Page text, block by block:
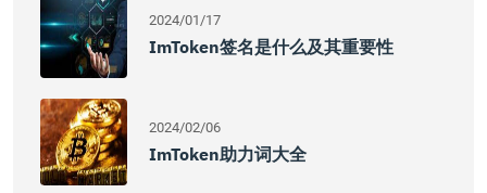
2024/01/17
ImToken签名是什么及其重要性
2024/02/06
ImToken助力词大全